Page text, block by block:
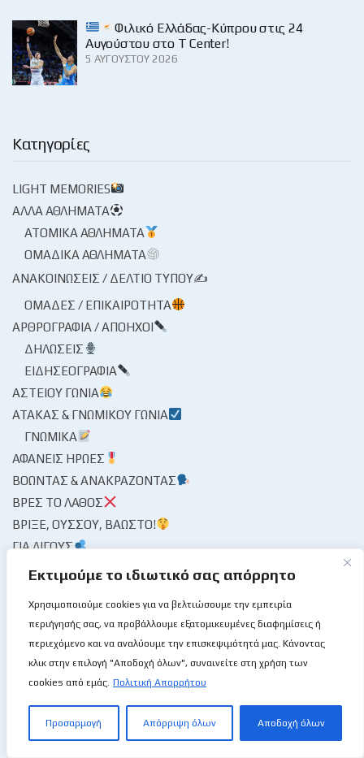
Εκτιμούμε το ιδιωτικό σας απόρρητο
Χρησιμοποιούμε cookies για να βελτιώσουμε την εμπειρία
περιήγησής σας, να προβάλλουμε εξατομικευμένες διαφημίσεις ή
περιεχόμενο και να αναλύουμε την επισκεψιμότητά μας. Κάνοντας
κλικ στην επιλογή "Αποδοχή όλων", συναινείτε στη χρήση των
cookies από εμάς. Πολιτική Απορρήτου
Προσαρμογή Απόρριψη όλων Αποδοχή όλων
Φιλικό Ελλάδας-Κύπρου στις 24
Αυγούστου στο Τ Center!
5 ΑΥΓΟΎΣΤΟΥ 2026
Κατηγορίες
LIGHT MEMORIES
ΆΛΛΑ ΑΘΛΉΜΑΤΑ
ΑΤΟΜΙΚΆ ΑΘΛΉΜΑΤΑ
ΟΜΑΔΙΚΆ ΑΘΛΉΜΑΤΑ
ΑΝΑΚΟΙΝΏΣΕΙΣ / ΔΕΛΤΊΟ ΤΎΠΟΥ✍
ΟΜΆΔΕΣ / ΕΠΙΚΑΙΡΌΤΗΤΑ
ΑΡΘΡΟΓΡΑΦΊΑ / ΑΠΌΗΧΟΙ
ΔΗΛΏΣΕΙΣ
ΕΙΔΗΣΕΟΓΡΑΦΊΑ
ΑΣΤΕΊΟΥ ΓΩΝΊΑ
ΑΤΆΚΑΣ & ΓΝΩΜΙΚΟΎ ΓΩΝΊΑ
ΓΝΩΜΙΚΆ
ΑΦΑΝΕΊΣ ΉΡΩΕΣ
ΒΟΏΝΤΑΣ & ΑΝΑΚΡΆΖΟΝΤΑΣ
ΒΡΕΣ ΤΟ ΛΆΘΟΣ
ΒΡΊΞΕ, ΟΎΣΣΟΥ, ΒΆΩΣΤΟ!
ΓΙΑ ΛΊΓΟΥΣ
ΔΙΑ ΥΠΟΓΡΑΦΉΣ
ΣΕ ΠΡΏΤΟ ΕΝΙΚΟΎ🖊
ΔΙΆΦΟΡΑ / ΚΌΣΜΟΣ
ΔΙΟΡΓΑΝΏΣΕΙΣ
ΑΝΑΠΤΥΞΙΑΚΌ
ΚΎΠΕΛΛΟ
ΜΊΝΙ & ΣΧΟΛΙΚΌ